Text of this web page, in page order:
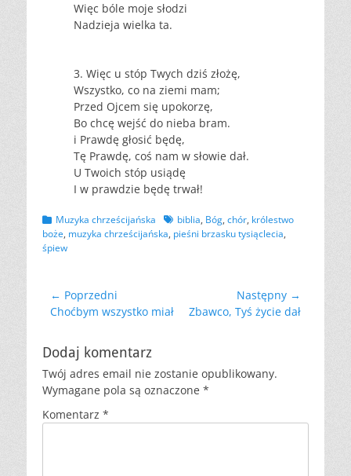
Więc bóle moje słodzi
Nadzieja wielka ta.
3. Więc u stóp Twych dziś złożę,
Wszystko, co na ziemi mam;
Przed Ojcem się upokorzę,
Bo chcę wejść do nieba bram.
i Prawdę głosić będę,
Tę Prawdę, coś nam w słowie dał.
U Twoich stóp usiądę
I w prawdzie będę trwał!
Kategorii
Muzyka chrześcijańska Tagów
biblia, Bóg, chór, królestwo
boże, muzyka chrześcijańska, pieśni brzasku tysiąclecia,
śpiew
Nawigacja
wpisu
← Poprzedni
Poprzedni
Choćbym wszystko miał
Następny →
Następny
Zbawco, Tyś życie dał
Dodaj komentarz
Twój adres email nie zostanie opublikowany.
Wymagane pola są oznaczone *
Komentarz *